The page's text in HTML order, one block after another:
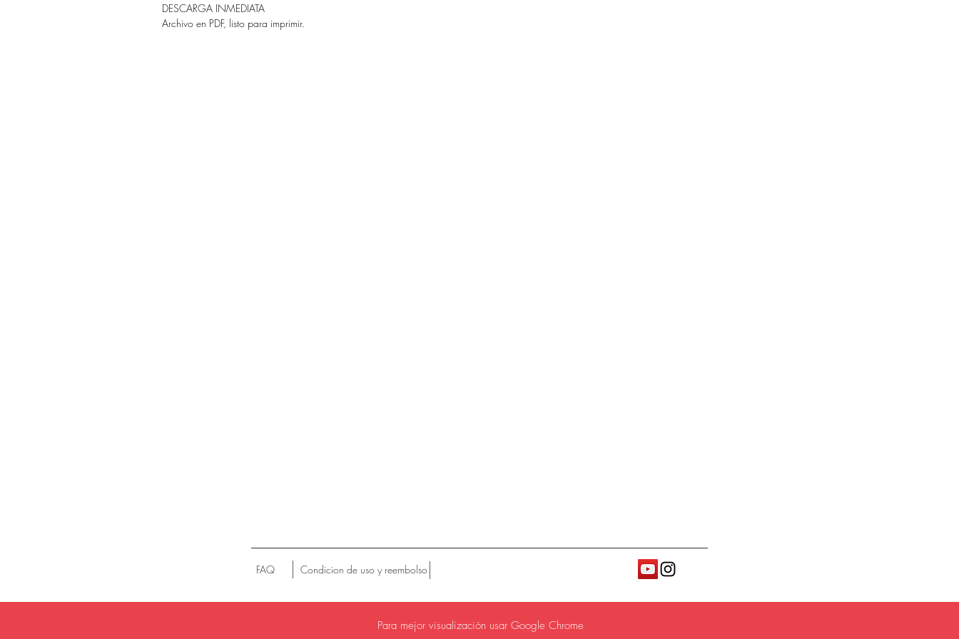
DESCARGA INMEDIATA
Archivo en PDF, listo para imprimir.
FAQ Condicion de uso y reembolso
Para mejor visualización usar Google Chrome